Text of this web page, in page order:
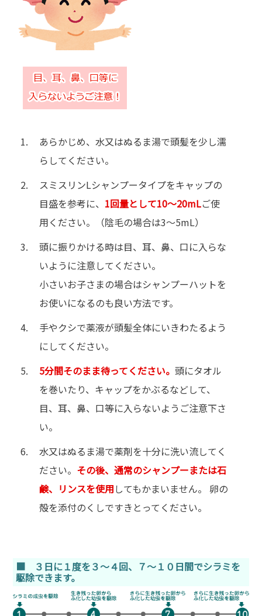
あらかじめ、水又はぬるま湯で頭髪を少し濡
らしてください。
スミスリンLシャンプータイプをキャップの
目盛を参考に、 1回量として10～20mLご使
用ください。（陰毛の場合は3～5mL）
頭に振りかける時は目、耳、鼻、口に入らな
いように注意してください。
小さいお子さまの場合はシャンプーハットを
お使いになるのも良い方法です。
手やクシで薬液が頭髪全体にいきわたるよう
にしてください。
5分間そのまま待ってください。頭にタオル
を巻いたり、キャップをかぶるなどして、
目、耳、鼻、口等に入らないようご注意下さ
い。
水又はぬるま湯で薬剤を十分に洗い流してく
ださい。 その後、通常のシャンプーまたは石
鹸、リンスを使用 してもかまいません。 卵の
殻を添付のくしですきとってください。
■ ３日に１度を３～４回、７～１０日間でシラミを
駆除できます。